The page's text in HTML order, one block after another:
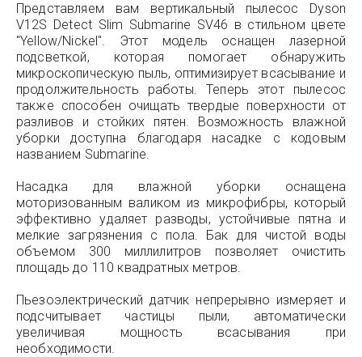
Представляем вам вертикальный пылесос Dyson
V12S Detect Slim Submarine SV46 в стильном цвете
"Yellow/Nickel". Этот модель оснащен лазерной
подсветкой, которая помогает обнаружить
микроскопическую пыль, оптимизирует всасывание и
продолжительность работы. Теперь этот пылесос
также способен очищать твердые поверхности от
разливов и стойких пятен. Возможность влажной
уборки доступна благодаря насадке с кодовым
названием Submarine.
Насадка для влажной уборки оснащена
моторизованным валиком из микрофибры, который
эффективно удаляет разводы, устойчивые пятна и
мелкие загрязнения с пола. Бак для чистой воды
объемом 300 миллилитров позволяет очистить
площадь до 110 квадратных метров.
Пьезоэлектрический датчик непрерывно измеряет и
подсчитывает частицы пыли, автоматически
увеличивая мощность всасывания при
необходимости.